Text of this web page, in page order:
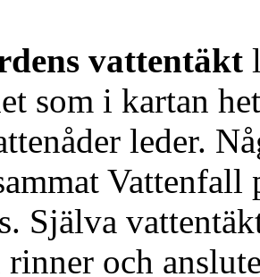
vattentäkt
som i kartan
leder.
Själva
rinner och